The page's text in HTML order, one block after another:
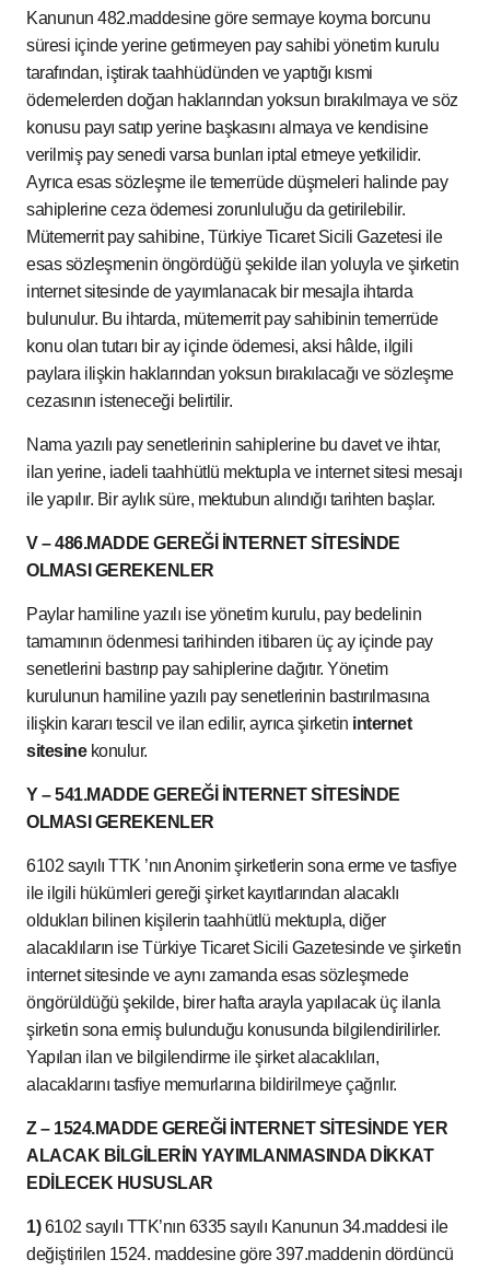
Kanunun 482.maddesine göre sermaye koyma borcunu
süresi içinde yerine getirmeyen pay sahibi yönetim kurulu
tarafından, iştirak taahhüdünden ve yaptığı kısmi
ödemelerden doğan haklarından yoksun bırakılmaya ve söz
konusu payı satıp yerine başkasını almaya ve kendisine
verilmiş pay senedi varsa bunları iptal etmeye yetkilidir.
Ayrıca esas sözleşme ile temerrüde düşmeleri halinde pay
sahiplerine ceza ödemesi zorunluluğu da getirilebilir.
Mütemerrit pay sahibine, Türkiye Ticaret Sicili Gazetesi ile
esas sözleşmenin öngördüğü şekilde ilan yoluyla ve şirketin
internet sitesinde de yayımlanacak bir mesajla ihtarda
bulunulur. Bu ihtarda, mütemerrit pay sahibinin temerrüde
konu olan tutarı bir ay içinde ödemesi, aksi hâlde, ilgili
paylara ilişkin haklarından yoksun bırakılacağı ve sözleşme
cezasının isteneceği belirtilir.
Nama yazılı pay senetlerinin sahiplerine bu davet ve ihtar,
ilan yerine, iadeli taahhütlü mektupla ve internet sitesi mesajı
ile yapılır. Bir aylık süre, mektubun alındığı tarihten başlar.
V – 486.MADDE GEREĞİ İNTERNET SİTESİNDE
OLMASI GEREKENLER
Paylar hamiline yazılı ise yönetim kurulu, pay bedelinin
tamamının ödenmesi tarihinden itibaren üç ay içinde pay
senetlerini bastırıp pay sahiplerine dağıtır. Yönetim
kurulunun hamiline yazılı pay senetlerinin bastırılmasına
ilişkin kararı tescil ve ilan edilir, ayrıca şirketin internet
sitesinekonulur.
Y – 541.MADDE GEREĞİ İNTERNET SİTESİNDE
OLMASI GEREKENLER
6102 sayılı TTK ’nın Anonim şirketlerin sona erme ve tasfiye
ile ilgili hükümleri gereği şirket kayıtlarından alacaklı
oldukları bilinen kişilerin taahhütlü mektupla, diğer
alacaklıların ise Türkiye Ticaret Sicili Gazetesinde ve şirketin
internet sitesinde ve aynı zamanda esas sözleşmede
öngörüldüğü şekilde, birer hafta arayla yapılacak üç ilanla
şirketin sona ermiş bulunduğu konusunda bilgilendirilirler.
Yapılan ilan ve bilgilendirme ile şirket alacaklıları,
alacaklarını tasfiye memurlarına bildirilmeye çağrılır.
Z – 1524.MADDE GEREĞİ İNTERNET SİTESİNDE YER
ALACAK BİLGİLERİN YAYIMLANMASINDA DİKKAT
EDİLECEK HUSUSLAR
1)6102 sayılı TTK’nın 6335 sayılı Kanunun 34.maddesi ile
değiştirilen 1524. maddesine göre 397.maddenin dördüncü